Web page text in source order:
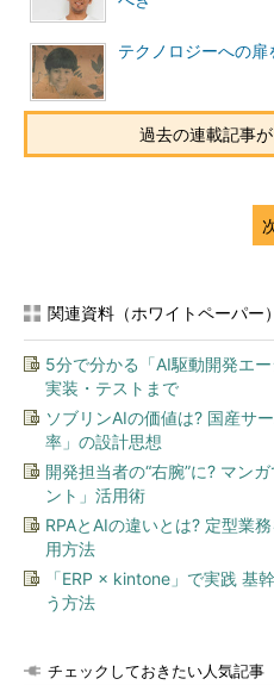
テクノロジーへの
過去の連載記事
関連資料（ホワイトペーパー）
5分で分かる「AI駆動開発エ
実装・テストまで
ソブリンAIの価値は? 国産サ
率」の設計思想
開発担当者の“右腕”に? マン
ント」活用術
RPAとAIの違いとは? 定型業
用方法
「ERP × kintone」で実践 基
う方法
チェックしておきたい人気記事